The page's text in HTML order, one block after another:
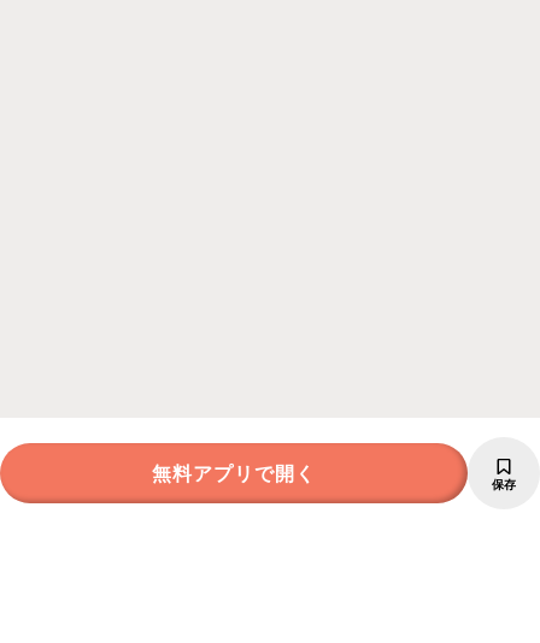
無料アプリで開く 保存